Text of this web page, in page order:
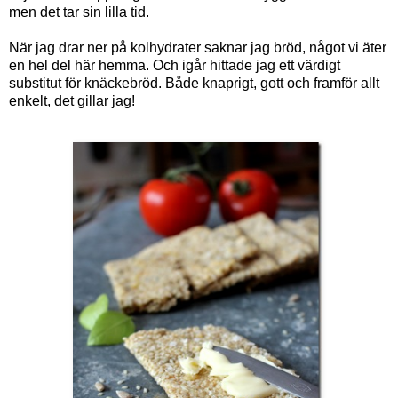
men det tar sin lilla tid.
När jag drar ner på kolhydrater saknar jag bröd, något vi äter
en hel del här hemma. Och igår hittade jag ett värdigt
substitut för knäckebröd. Både knaprigt, gott och framför allt
enkelt, det gillar jag!